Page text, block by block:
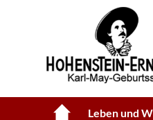
Leben und